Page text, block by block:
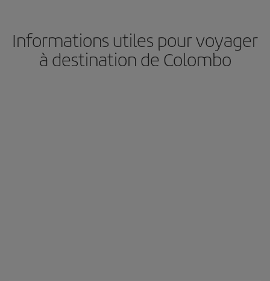
Informations utiles pour voyager
à destination de Colombo